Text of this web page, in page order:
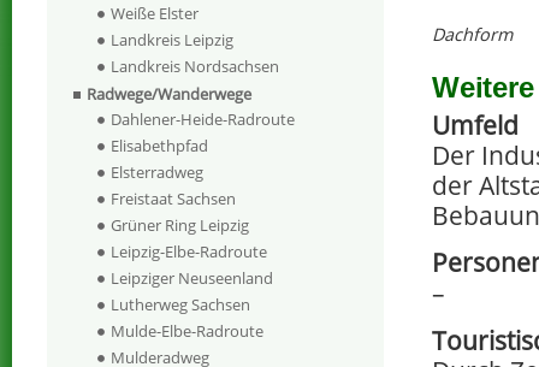
Dachform
Umfeld
Der
der
–
Weiße Elster
Landkreis Leipzig
Landkreis Nordsachsen
Radwege/Wanderwege
Dahlener-Heide-Radroute
Elisabethpfad
Elsterradweg
Freistaat Sachsen
Grüner Ring Leipzig
Leipzig-Elbe-Radroute
Leipziger Neuseenland
Lutherweg Sachsen
Mulde-Elbe-Radroute
Mulderadweg